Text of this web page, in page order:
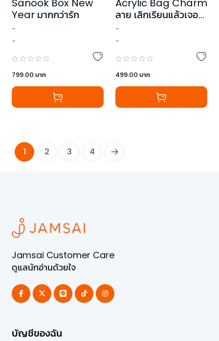
Sanook Box New
Year มากกว่ารัก
-
-
799.00 บาท
Acrylic Bag Charm
ลาย เลิกเรียนแล้วเจอ
กัน
-
-
499.00 บาท
1 2 3 4
Jamsai Customer Care
ดูแลนักอ่านด้วยใจ
บัญชีของฉัน